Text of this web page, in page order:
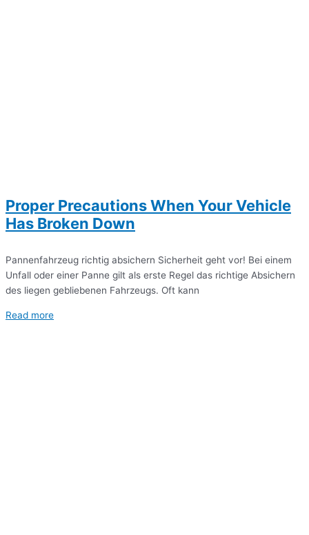
Proper Precautions When Your Vehicle
Has Broken Down
Pannenfahrzeug richtig absichern Sicherheit geht vor! Bei einem
Unfall oder einer Panne gilt als erste Regel das richtige Absichern
des liegen gebliebenen Fahrzeugs. Oft kann
Read more